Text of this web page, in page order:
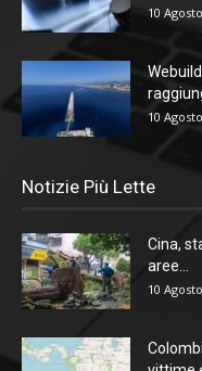
10
10
Notizie Più Lette
Cina,
aree...
10